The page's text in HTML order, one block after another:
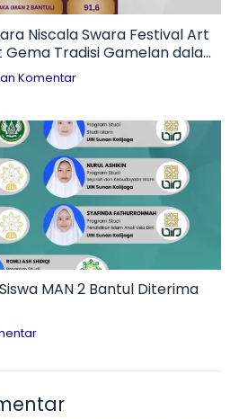
Niscala Swara Festival Art
Gema Tradisi Gamelan dalam
Komentar
MAN 2 Bantul Diterima